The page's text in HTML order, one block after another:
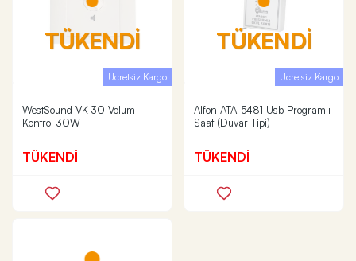
TÜKENDİ
Ücretsiz Kargo
WestSound VK-30 Volum
Kontrol 30W
TÜKENDİ
TÜKENDİ
Ücretsiz Kargo
Alfon ATA-5481 Usb Programlı
Saat (Duvar Tipi)
TÜKENDİ